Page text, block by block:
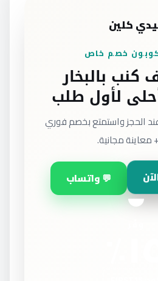
كلين
خصم خاص
كنب بالبخار
لأول طلب
الحجز واستمتع بخصم فوري
+ معاينة مجانية.
💬 واتساب